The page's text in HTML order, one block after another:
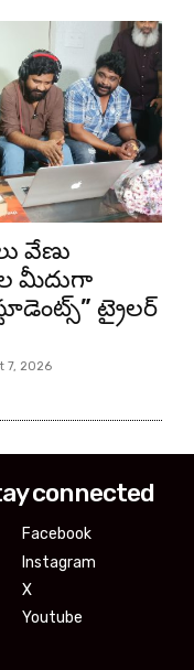
వేణు
మీదుగా
ట్రైలర్
7, 2026
connected
Facebook
Instagram
X
Youtube